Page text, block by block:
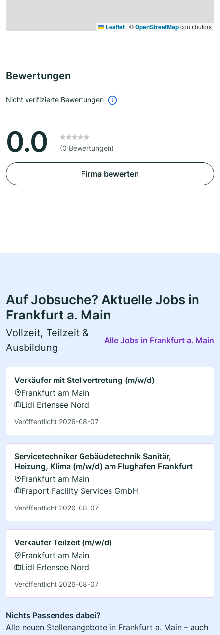
Leaflet | ©OpenStreetMapcontributors
Bewertungen
Nicht verifizierte Bewertungen
0.0 (0 Bewertungen)
Firma bewerten
Auf Jobsuche? Aktuelle Jobs in
Frankfurt a. Main
Vollzeit, Teilzeit &
Ausbildung
Alle Jobs in Frankfurt a. Main
Verkäufer mit Stellvertretung (m/w/d)
Frankfurt am Main
Lidl Erlensee Nord
Veröffentlicht 2026-08-07
Servicetechniker Gebäudetechnik Sanitär,
Heizung, Klima (m/w/d) am Flughafen Frankfurt
Frankfurt am Main
Fraport Facility Services GmbH
Veröffentlicht 2026-08-07
Verkäufer Teilzeit (m/w/d)
Frankfurt am Main
Lidl Erlensee Nord
Veröffentlicht 2026-08-07
Nichts Passendes dabei?
Alle neuen Stellenangebote in Frankfurt a. Main – auch